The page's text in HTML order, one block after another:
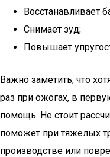
Восстанавливает
Снимает зуд;
Повышает
Важно заметить, что
раз при ожогах, в
помощь. Не стоит
поможет при тяжелых
производстве или